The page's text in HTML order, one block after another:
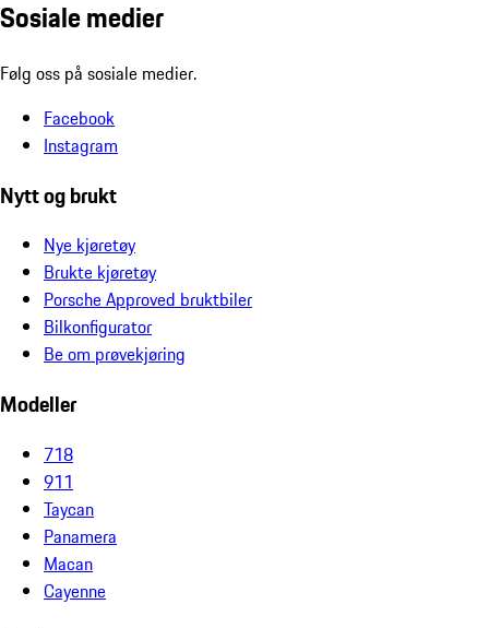
Sosiale medier
Følg oss på sosiale medier.
Facebook
Instagram
Nytt og brukt
Nye kjøretøy
Brukte kjøretøy
Porsche Approved bruktbiler
Bilkonfigurator
Be om prøvekjøring
Modeller
718
911
Taycan
Panamera
Macan
Cayenne